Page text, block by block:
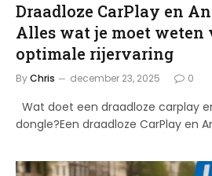
Draadloze CarPlay en
Alles wat je moet weten
optimale rijervaring
ByChris december 23, 2025 0
Wat doet een draadloze carplay
dongle?Een draadloze CarPlay en